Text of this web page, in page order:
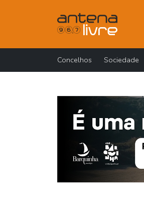
Concelhos Sociedade